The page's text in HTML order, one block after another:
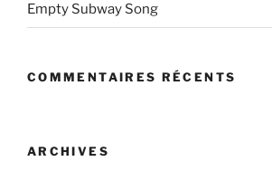
Empty Subway Song
COMMENTAIRES RÉCENTS
ARCHIVES